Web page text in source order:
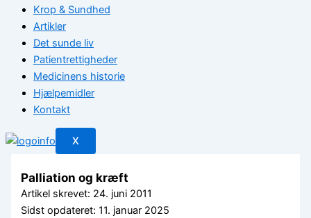
Krop & Sundhed
Artikler
Det sunde liv
Patientrettigheder
Medicinens historie
Hjælpemidler
Kontakt
X
Palliation og kræft
Artikel skrevet: 24. juni 2011
Sidst opdateret: 11. januar 2025